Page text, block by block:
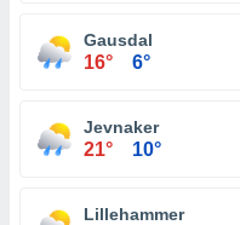
Gausdal
16° 6°
Jevnaker
21° 10°
Lillehammer